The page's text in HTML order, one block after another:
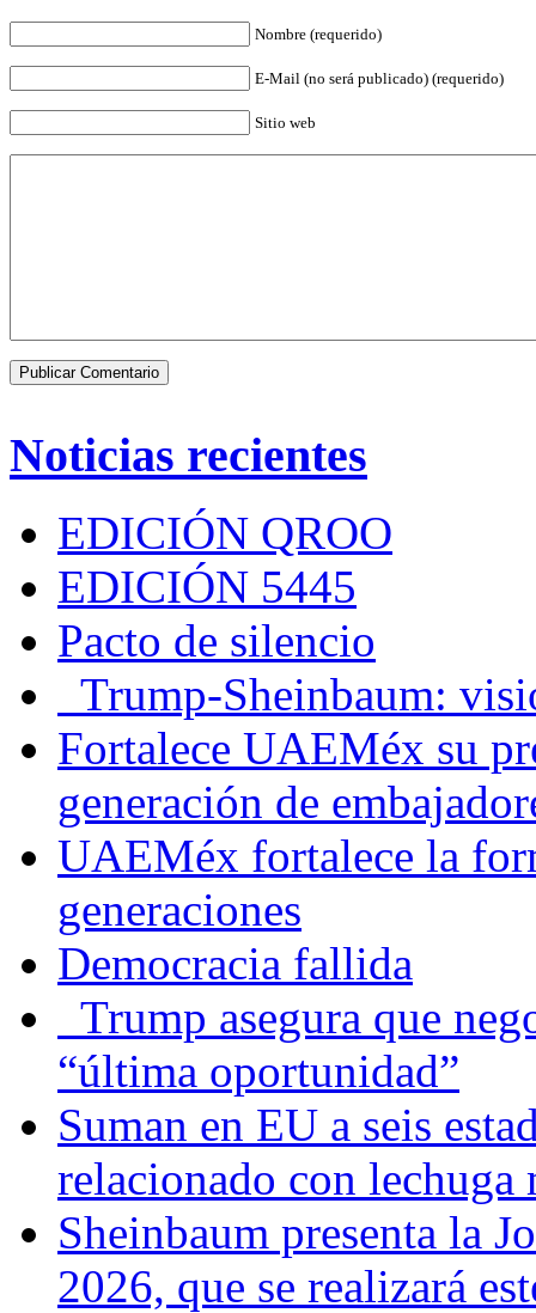
Nombre (requerido)
E-Mail (no será publicado) (requerido)
Sitio web
Noticias recientes
EDICIÓN QROO
EDICIÓN 5445
Pacto de silencio
Trump-Sheinbaum:
Fortalece UAEMéx su
generación de
UAEMéx fortalece la
generaciones
Democracia fallida
Trump asegura que
“última oportunidad”
Suman en EU a seis
relacionado con lechuga
Sheinbaum presenta la
2026, que se realizará